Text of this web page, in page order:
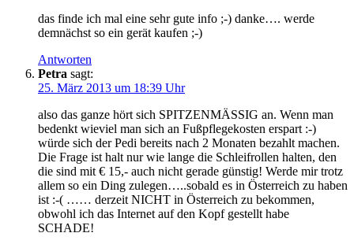
das finde ich mal eine sehr gute info ;-) danke…. werde
demnächst so ein gerät kaufen ;-)
Antworten
Petra sagt:
25. März 2013 um 18:39 Uhr
also das ganze hört sich SPITZENMÄSSIG an. Wenn man
bedenkt wieviel man sich an Fußpflegekosten erspart :-)
würde sich der Pedi bereits nach 2 Monaten bezahlt machen.
Die Frage ist halt nur wie lange die Schleifrollen halten, den
die sind mit € 15,- auch nicht gerade günstig! Werde mir trotz
allem so ein Ding zulegen…..sobald es in Österreich zu haben
ist :-( …… derzeit NICHT in Österreich zu bekommen,
obwohl ich das Internet auf den Kopf gestellt habe
SCHADE!